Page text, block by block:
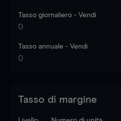
Tasso giornaliero - Vendi
0
Tasso annuale - Vendi
0
Tasso di margine